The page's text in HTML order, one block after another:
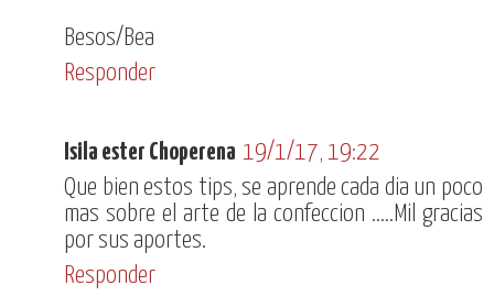
Besos/Bea
Responder
Isila ester Choperena 19/1/17, 19:22
Que bien estos tips, se aprende cada dia un poco
mas sobre el arte de la confeccion .....Mil gracias
por sus aportes.
Responder